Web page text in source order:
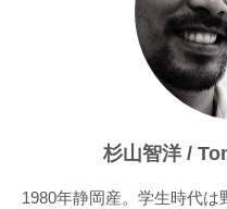
杉山智洋 /
1980年静岡産。学生時代